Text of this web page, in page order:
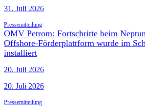
31. Juli 2026
Pressemitteilung
OMV Petrom: Fortschritte beim
Offshore-Förderplattform wurde im
installiert
20. Juli 2026
20. Juli 2026
Pressemitteilung